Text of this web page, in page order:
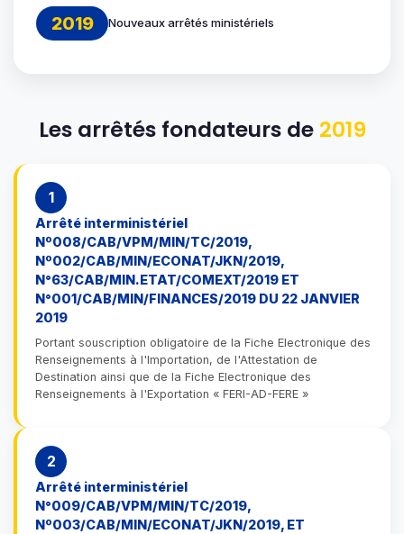
2019 Nouveaux arrêtés ministériels
Les arrêtés fondateurs de 2019
1
Arrêté interministériel
Nº008/CAB/VPM/MIN/TC/2019,
Nº002/CAB/MIN/ECONAT/JKN/2019,
N°63/CAB/MIN.ETAT/COMEXT/2019 ET
N°001/CAB/MIN/FINANCES/2019 DU 22 JANVIER
2019
Portant souscription obligatoire de la Fiche Electronique des
Renseignements à l'Importation, de l'Attestation de
Destination ainsi que de la Fiche Electronique des
Renseignements à l'Exportation « FERI-AD-FERE »
2
Arrêté interministériel
N°009/CAB/VPM/MIN/TC/2019,
Nº003/CAB/MIN/ECONAT/JKN/2019, ET